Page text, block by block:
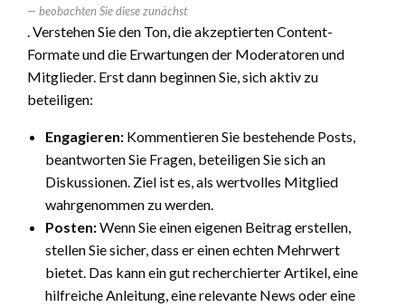
beobachten Sie diese zunächst
. Verstehen Sie den Ton, die akzeptierten Content-
Formate und die Erwartungen der Moderatoren und
Mitglieder. Erst dann beginnen Sie, sich aktiv zu
beteiligen:
Engagieren: Kommentieren Sie bestehende Posts,
beantworten Sie Fragen, beteiligen Sie sich an
Diskussionen. Ziel ist es, als wertvolles Mitglied
wahrgenommen zu werden.
Posten:Wenn Sie einen eigenen Beitrag erstellen,
stellen Sie sicher, dass er einen echten Mehrwert
bietet. Das kann ein gut recherchierter Artikel, eine
hilfreiche Anleitung, eine relevante News oder eine